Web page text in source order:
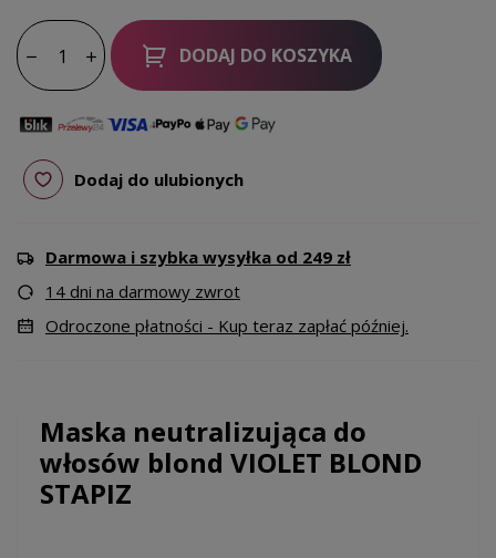
DODAJ DO KOSZYKA
Dodaj do ulubionych
Darmowa i szybka wysyłka od 249 zł
14 dni na darmowy zwrot
Odroczone płatności - Kup teraz zapłać później.
Maska neutralizująca do
włosów blond VIOLET BLOND
STAPIZ